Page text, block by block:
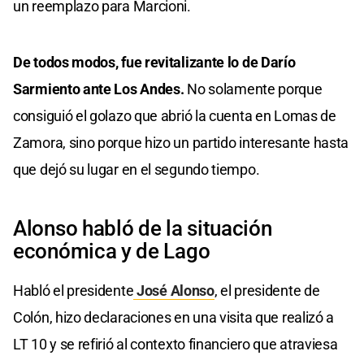
un reemplazo para Marcioni.
De todos modos, fue revitalizante lo de Darío
Sarmiento ante Los Andes. No solamente porque
consiguió el golazo que abrió la cuenta en Lomas de
Zamora, sino porque hizo un partido interesante hasta
que dejó su lugar en el segundo tiempo.
Alonso habló de la situación
económica y de Lago
Habló el presidenteJosé Alonso, el presidente de
Colón, hizo declaraciones en una visita que realizó a
LT 10 y se refirió al contexto financiero que atraviesa